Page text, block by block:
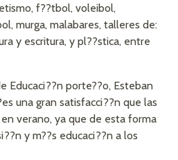
f??tbol, voleibol,
murga, malabares, talleres de:
y escritura, y pl??stica, entre
Educaci??n porte??o, Esteban
una gran satisfacci??n que las
verano, ya que de esta forma
y m??s educaci??n a los